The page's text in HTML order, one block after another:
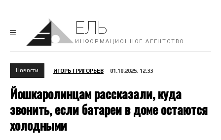
ЕЛЬ
ИНФОРМАЦИОННОЕ АГЕНТСТВО
Новости ИГОРЬ ГРИГОРЬЕВ 01.10.2025, 12:33
Йошкаролинцам рассказали, куда
звонить, если батареи в доме остаются
холодными